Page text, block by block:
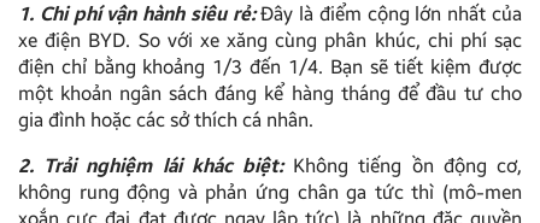
1. Chi phí vận hành siêu rẻ:Đây là điểm cộng lớn nhất của
xe điện BYD. So với xe xăng cùng phân khúc, chi phí sạc
điện chỉ bằng khoảng 1/3 đến 1/4. Bạn sẽ tiết kiệm được
một khoản ngân sách đáng kể hàng tháng để đầu tư cho
gia đình hoặc các sở thích cá nhân.
2. Trải nghiệm lái khác biệt:Không tiếng ồn động cơ,
không rung động và phản ứng chân ga tức thì (mô-men